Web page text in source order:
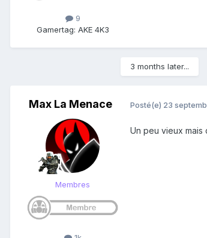
9
Gamertag: AKE 4K3
3 months later...
Max La Menace
Membres
Posté(e) 23
Un peu vieux mais